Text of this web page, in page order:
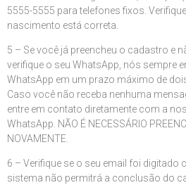
5555-5555 para telefones fixos.
nascimento está correta.
5 – Se você já preencheu o cadastro e
verifique o seu WhatsApp, nós sempre
WhatsApp em um prazo máximo de
Caso você não receba nenhuma
entre em contato diretamente com a
WhatsApp. NÃO É NECESSÁRIO
NOVAMENTE.
6 – Verifique se o seu email foi digitado
sistema não permitrá a conclusão do